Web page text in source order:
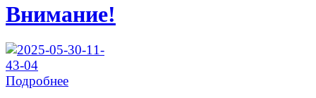
Внимание!
Подробнее